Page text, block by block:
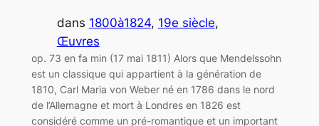
dans 1800à1824, 19e siècle
Œuvres
op. 73 en fa min (17 mai 1811) Alors que Mendelssohn
est un classique qui appartient à la génération de
1810, Carl Maria von Weber né en 1786 dans le nord
de l’Allemagne et mort à Londres en 1826 est
considéré comme un pré-romantique et un important